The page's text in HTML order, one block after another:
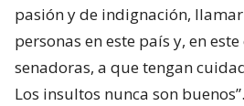
pasión y de indignación,
personas en este país y, en este
senadoras, a que tengan
Los insultos nunca son buenos”.